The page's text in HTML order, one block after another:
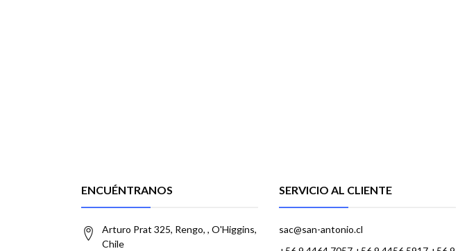
ENCUÉNTRANOS
Arturo Prat 325, Rengo, , O'Higgins,
Chile
SERVICIO AL CLIENTE
sac@san-antonio.cl